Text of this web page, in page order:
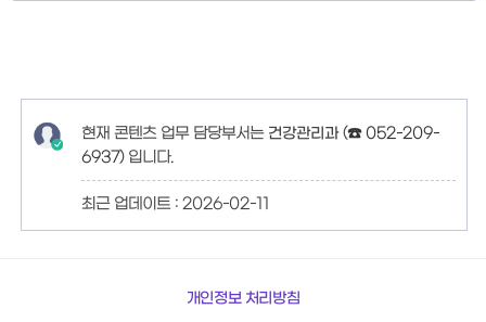
현재 콘텐츠 업무 담당부서는 건강관리과(☎ 052-209-
6937)입니다.
최근 업데이트 : 2026-02-11
개인정보 처리방침